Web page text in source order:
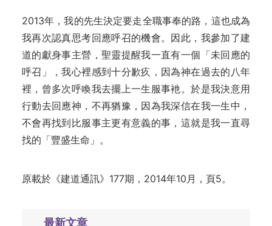
2013年，我的先生決定要走全職事奉的路，這也成為
我再次認真思考回應呼召的機會。因此，我參加了建
道的獻身事主營，聖靈提醒我一直有一個「未回應的
呼召」，我心裡感到十分歉疚，因為神在過去的八年
裡，曾多次呼喚我去擺上一生服事衪。於是我決意用
行動去回應神，不再猶豫，因為我深信在我一生中，
不會再找到比服事主更有意義的事，這就是我一直尋
找的「豐盛生命」。
原載於《建道通訊》177期，2014年10月，頁5。
最新文章